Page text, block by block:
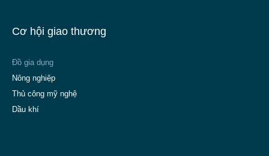
Cơ hội giao thương
Đồ gia dụng
Nông nghiệp
Thủ công mỹ nghệ
Dầu khí